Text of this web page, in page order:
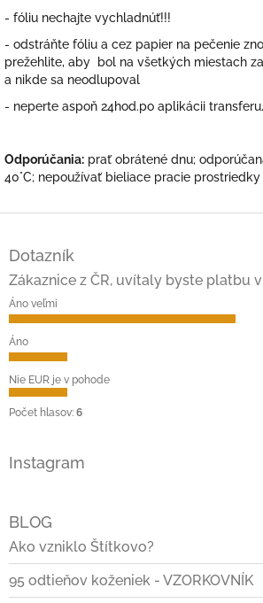
- fóliu nechajte vychladnúť!!!
- odstráňte fóliu a cez papier na pečenie
prežehlite, aby bol na všetkých miestach
a nikde sa neodlupoval
- neperte aspoň 24hod.po aplikácii
Odporúčania: prať obrátené dnu;
40°C; nepoužívať bieliace pracie prostriedky
e
Dotazník
Zákaznice z ČR, uvítaly byste platbu v
Áno veľmi
Áno
Nie EUR je v pohode
Počet hlasov: 6
Instagram
BLOG
Ako vzniklo Štítkovo?
95 odtieňov koženiek - VZORKOVNÍK